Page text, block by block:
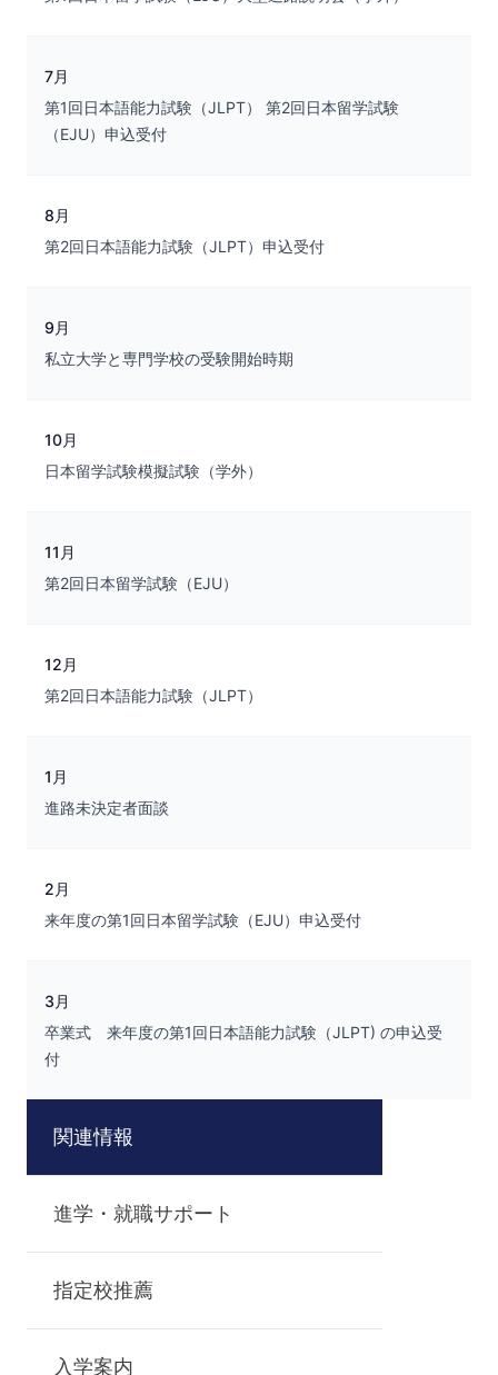
7月
第1回日本語能力試験（JLPT） 第2回日本留学試験
（EJU）申込受付
8月
第2回日本語能力試験（JLPT）申込受付
9月
私立大学と専門学校の受験開始時期
10月
日本留学試験模擬試験（学外）
11月
第2回日本留学試験（EJU）
12月
第2回日本語能力試験（JLPT）
1月
進路未決定者面談
2月
来年度の第1回日本留学試験（EJU）申込受付
3月
卒業式 来年度の第1回日本語能力試験（JLPT) の申込受
付
関連情報
進学・就職サポート
指定校推薦
入学案内